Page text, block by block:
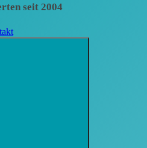
seit 2004